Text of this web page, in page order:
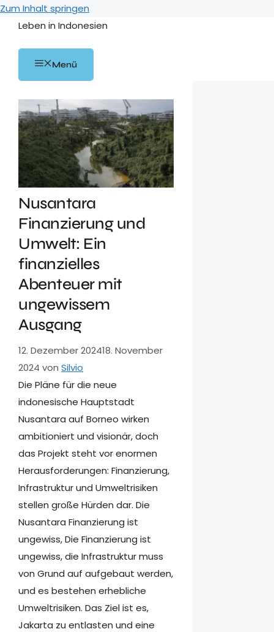
Zum Inhalt springen
Leben in Indonesien
Menü
Nusantara
Finanzierung und
Umwelt: Ein
finanzielles
Abenteuer mit
ungewissem
Ausgang
12. Dezember 202418. November
2024 von Silvio
Die Pläne für die neue
indonesische Hauptstadt
Nusantara auf Borneo wirken
ambitioniert und visionär, doch
das Projekt steht vor enormen
Herausforderungen: Finanzierung,
Infrastruktur und Umweltrisiken
stellen große Hürden dar. Die
Nusantara Finanzierung ist
ungewiss, Die Finanzierung ist
ungewiss, die Infrastruktur muss
von Grund auf aufgebaut werden,
und es bestehen erhebliche
Umweltrisiken. Das Ziel ist es,
Jakarta zu entlasten und eine